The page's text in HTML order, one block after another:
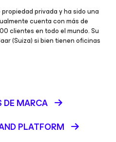
privada y ha sido una
cuenta con más de
clientes en todo el mundo. Su
(Suiza) si bien tienen oficinas
DE MARCA
PLATFORM